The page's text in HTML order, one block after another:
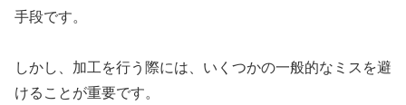
手段です。
しかし、加工を行う際には、いくつかの一般的なミスを避
けることが重要です。